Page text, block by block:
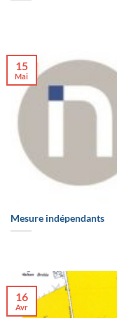
Mesure indépendants
15
Mai
16
Avr